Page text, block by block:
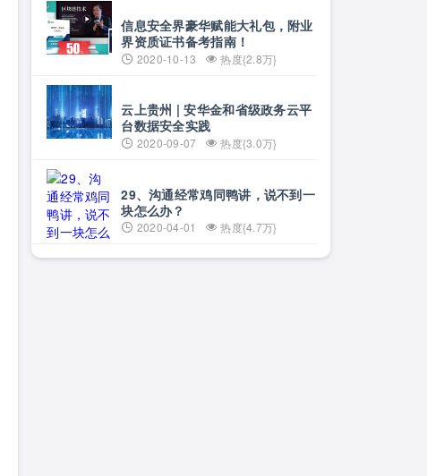
信息安全界豪华赋能大礼包，附业
界资质证书备考指南！
2020-10-13 热度{2.8万}
云上贵州 | 安华金和省级政务云平
台数据安全实践
2020-09-07 热度{3.0万}
29、沟通经常鸡同鸭讲，说不到一
块怎么办？
2020-04-01 热度{4.7万}